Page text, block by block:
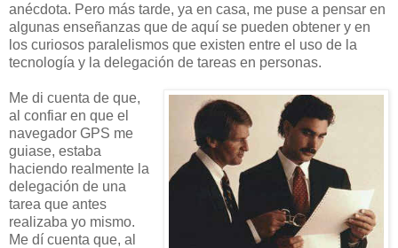
anécdota. Pero más tarde, ya en casa, me puse a pensar en
algunas enseñanzas que de aquí se pueden obtener y en
los curiosos paralelismos que existen entre el uso de la
tecnología y la delegación de tareas en personas.
Me di cuenta de que,
al confiar en que el
navegador GPS me
guiase, estaba
haciendo realmente la
delegación de una
tarea que antes
realizaba yo mismo.
Me dí cuenta que, al